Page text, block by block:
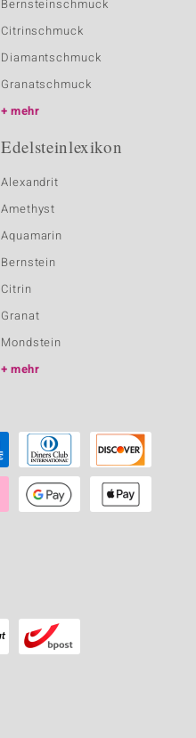
Bernsteinschmuck
Citrinschmuck
Diamantschmuck
Granatschmuck
mehr
Edelsteinlexikon
Alexandrit
Amethyst
Aquamarin
Bernstein
Citrin
Granat
Mondstein
mehr